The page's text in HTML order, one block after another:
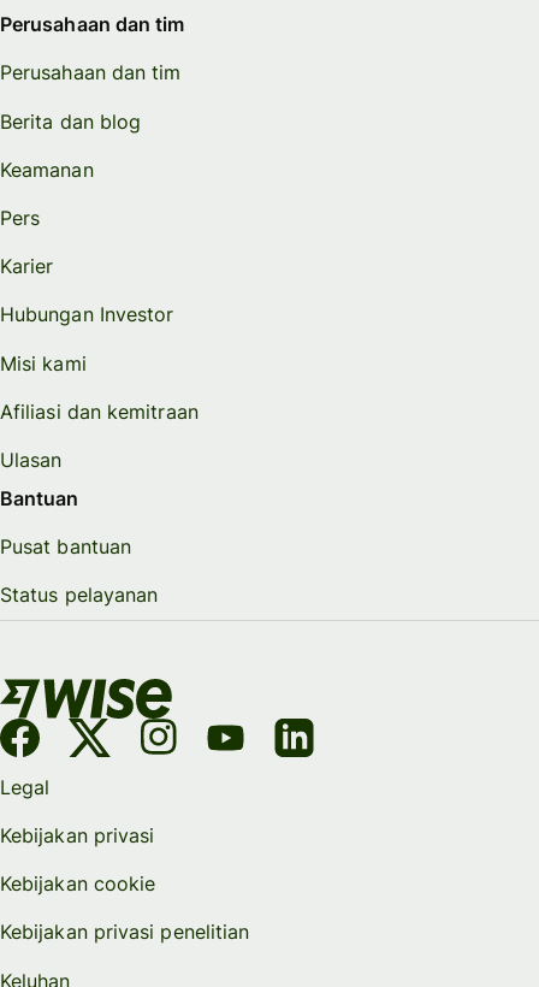
Perusahaan dan tim
Perusahaan dan tim
Berita dan blog
Keamanan
Pers
Karier
Hubungan Investor
Misi kami
Afiliasi dan kemitraan
Ulasan
Bantuan
Pusat bantuan
Status pelayanan
Legal
Kebijakan privasi
Kebijakan cookie
Kebijakan privasi penelitian
Keluhan